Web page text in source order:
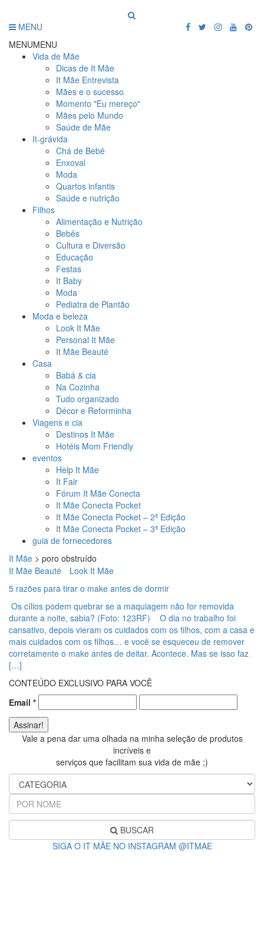
MENU
MENUMENU
Vida de Mãe
Dicas de It Mãe
It Mãe Entrevista
Mães e o sucesso
Momento "Eu mereço"
Mães pelo Mundo
Saúde de Mãe
It-grávida
Chá de Bebê
Enxoval
Moda
Quartos infantis
Saúde e nutrição
Filhos
Alimentação e Nutrição
Bebês
Cultura e Diversão
Educação
Festas
It Baby
Moda
Pediatra de Plantão
Moda e beleza
Look It Mãe
Personal It Mãe
It Mãe Beauté
Casa
Babá & cia
Na Cozinha
Tudo organizado
Décor e Reforminha
Viagens e cia
Destinos It Mãe
Hotéis Mom Friendly
eventos
Help It Mãe
It Fair
Fórum It Mãe Conecta
It Mãe Conecta Pocket
It Mãe Conecta Pocket – 2ª Edição
It Mãe Conecta Pocket – 3ª Edição
guia de fornecedores
It Mãe > poro obstruído
It Mãe Beauté
Look It Mãe
5 razões para tirar o make antes de dormir
Os cílios podem quebrar se a maquiagem não for removida
durante a noite, sabia? (Foto: 123RF) O dia no trabalho foi
cansativo, depois vieram os cuidados com os filhos, com a casa e
mais cuidados com os filhos… e você se esqueceu de remover
corretamente o make antes de deitar. Acontece. Mas se isso faz
[…]
CONTEÚDO EXCLUSIVO PARA VOCÊ
Email *
Vale a pena dar uma olhada na minha seleção de produtos
incríveis e
serviços que facilitam sua vida de mãe ;)
BUSCAR
SIGA O IT MÃE NO INSTAGRAM @ITMAE